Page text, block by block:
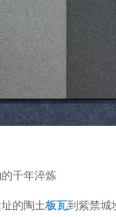
千年淬炼
的陶土板瓦到紫禁城